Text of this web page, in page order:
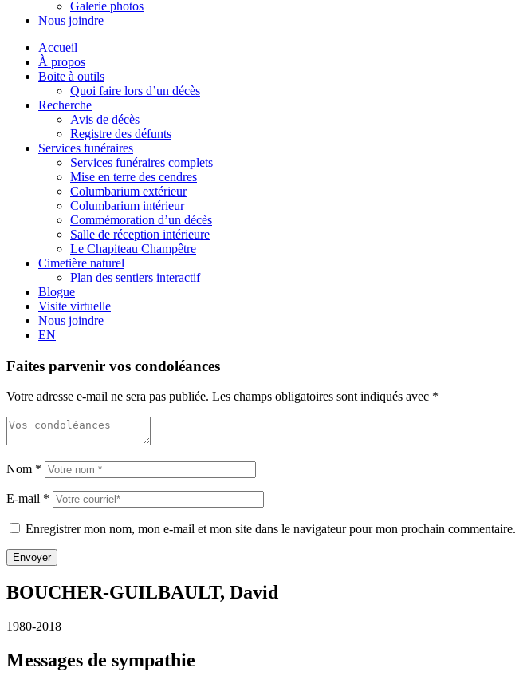
Galerie photos
Nous joindre
Accueil
À propos
Boite à outils
Quoi faire lors d’un décès
Recherche
Avis de décès
Registre des défunts
Services funéraires
Services funéraires complets
Mise en terre des cendres
Columbarium extérieur
Columbarium intérieur
Commémoration d’un décès
Salle de réception intérieure
Le Chapiteau Champêtre
Cimetière naturel
Plan des sentiers interactif
Blogue
Visite virtuelle
Nous joindre
EN
Faites parvenir vos condoléances
Votre adresse e-mail ne sera pas publiée. Les champs obligatoires sont indiqués avec *
Nom *
E-mail *
Enregistrer mon nom, mon e-mail et mon site dans le navigateur pour mon prochain commentaire.
BOUCHER-GUILBAULT, David
1980-2018
Messages de sympathie